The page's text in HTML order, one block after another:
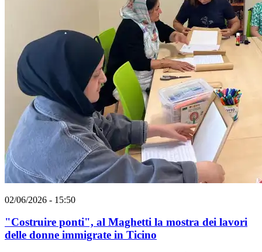
02/06/2026 - 15:50
"Costruire ponti", al Maghetti la mostra dei lavori
delle donne immigrate in Ticino